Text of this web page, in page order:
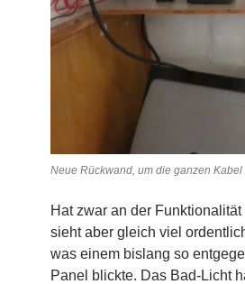
Neue Rückwand, um die ganzen Kabel
Hat zwar an der
sieht aber gleich viel
was einem bislang so
Panel blickte. Das Bad-Licht